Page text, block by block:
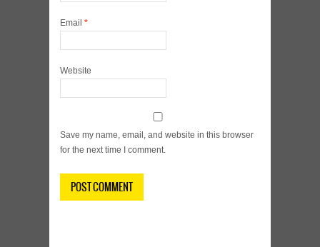
Email *
Website
Save my name, email, and website in this browser
for the next time I comment.